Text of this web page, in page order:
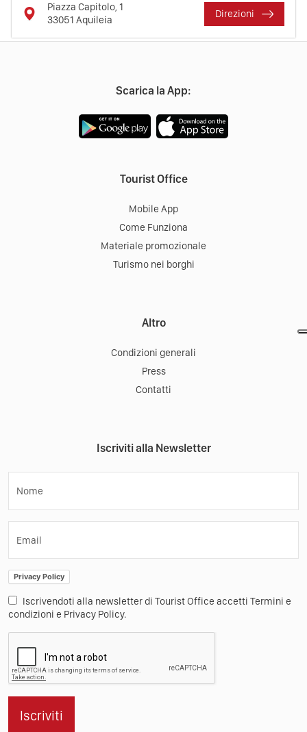
Piazza Capitolo, 1
33051 Aquileia
Direzioni
Scarica la App:
Tourist Office
Mobile App
Come Funziona
Materiale promozionale
Turismo nei borghi
Altro
Condizioni generali
Press
Contatti
Iscriviti alla Newsletter
Nome
Email
Privacy Policy
Iscrivendoti alla newsletter di Tourist Office accetti Termini e
condizioni e Privacy Policy.
Iscriviti